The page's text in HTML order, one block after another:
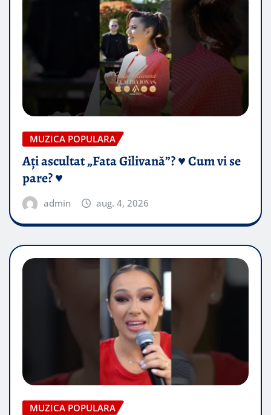
MUZICA POPULARA
Ați ascultat „Fata Gilivană”? ♥️ Cum vi se
pare? ♥️
admin aug. 4, 2026
MUZICA POPULARA